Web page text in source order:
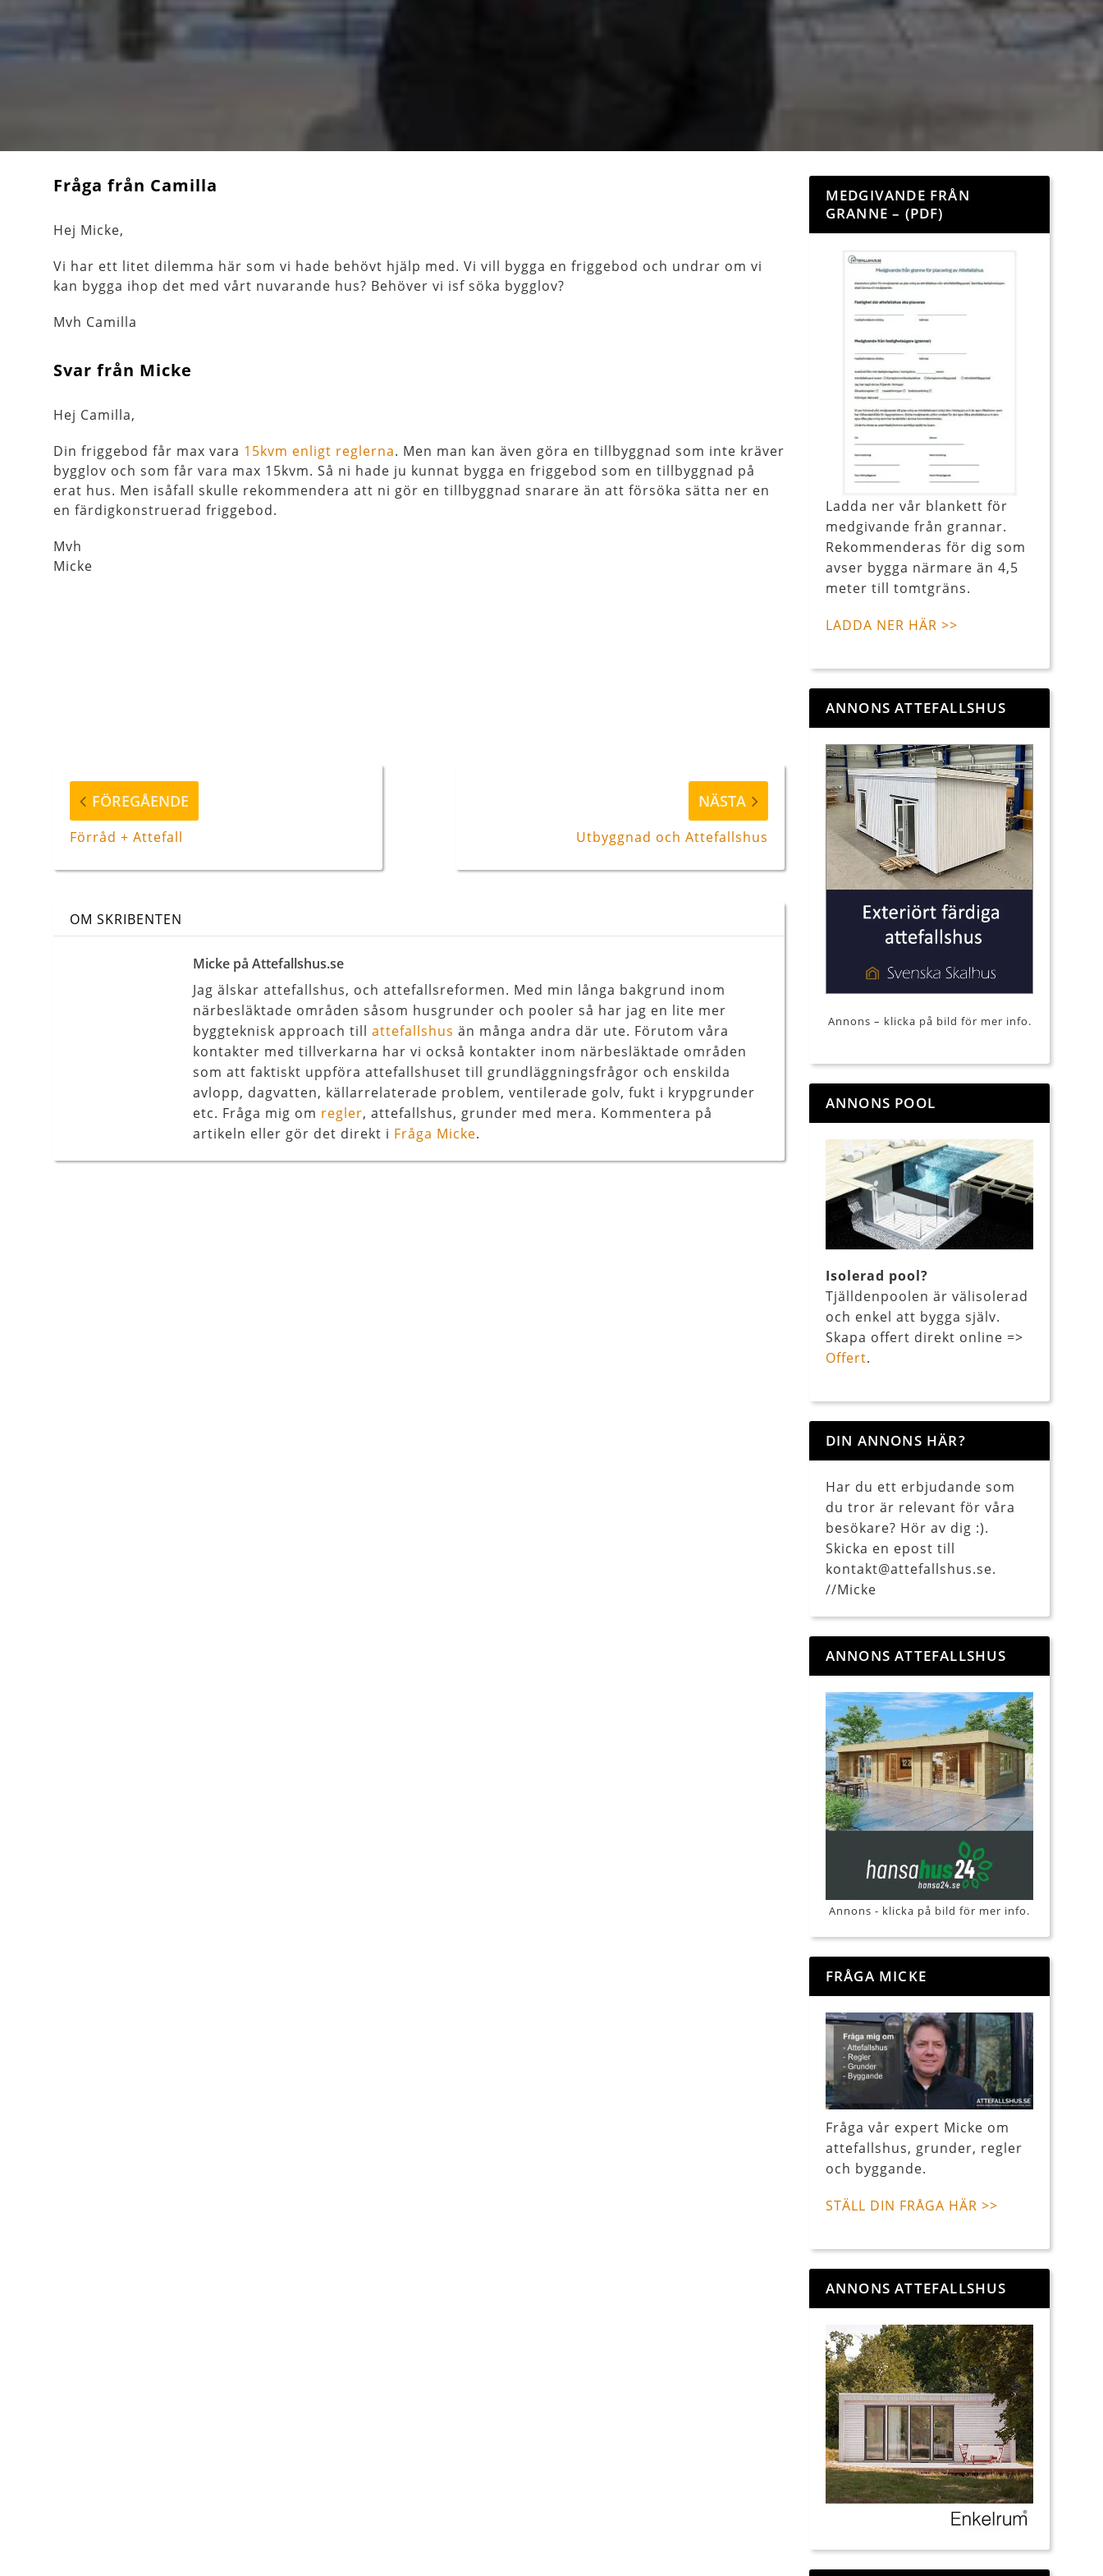
Fråga från Camilla
Hej Micke,
Vi har ett litet dilemma här som vi hade behövt hjälp med. Vi vill bygga en friggebod och undrar om vi
kan bygga ihop det med vårt nuvarande hus? Behöver vi isf söka bygglov?
Mvh Camilla
Svar från Micke
Hej Camilla,
Din friggebod får max vara 15kvm enligt reglerna. Men man kan även göra en tillbyggnad som inte kräver
bygglov och som får vara max 15kvm. Så ni hade ju kunnat bygga en friggebod som en tillbyggnad på
erat hus. Men isåfall skulle rekommendera att ni gör en tillbyggnad snarare än att försöka sätta ner en
en färdigkonstruerad friggebod.
Mvh
Micke
Föregående
inlägg
FÖREGÅENDE
Förråd + Attefall
Nästa
inlägg
NÄSTA
Utbyggnad och Attefallshus
OM SKRIBENTEN
Micke på Attefallshus.se
Jag älskar attefallshus, och attefallsreformen. Med min långa bakgrund inom
närbesläktade områden såsom husgrunder och pooler så har jag en lite mer
byggteknisk approach till attefallshus än många andra där ute. Förutom våra
kontakter med tillverkarna har vi också kontakter inom närbesläktade områden
som att faktiskt uppföra attefallshuset till grundläggningsfrågor och enskilda
avlopp, dagvatten, källarrelaterade problem, ventilerade golv, fukt i krypgrunder
etc. Fråga mig om regler, attefallshus, grunder med mera. Kommentera på
artikeln eller gör det direkt i Fråga Micke.
MEDGIVANDE FRÅN
GRANNE – (PDF)
Ladda ner vår blankett för
medgivande från grannar.
Rekommenderas för dig som
avser bygga närmare än 4,5
meter till tomtgräns.
LADDA NER HÄR >>
ANNONS ATTEFALLSHUS
Annons – klicka på bild för mer info.
ANNONS POOL
Isolerad pool?
Tjälldenpoolen är välisolerad
och enkel att bygga själv.
Skapa offert direkt online =>
Offert.
DIN ANNONS HÄR?
Har du ett erbjudande som
du tror är relevant för våra
besökare? Hör av dig :).
Skicka en epost till
kontakt@attefallshus.se.
//Micke
ANNONS ATTEFALLSHUS
Annons - klicka på bild för mer info.
FRÅGA MICKE
Fråga vår expert Micke om
attefallshus, grunder, regler
och byggande.
STÄLL DIN FRÅGA HÄR >>
ANNONS ATTEFALLSHUS